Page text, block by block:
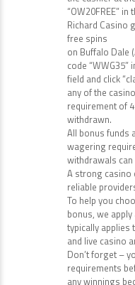
“OW20FREE” in
Richard Casino
free spins
on Buffalo Dale
code “WWG35”
field and click
any of the
requirement of
withdrawn.
All bonus funds
wagering
withdrawals can
A strong casino
reliable
To help you
bonus, we
typically applies
and live casino
Don’t forget –
requirements
any winnings